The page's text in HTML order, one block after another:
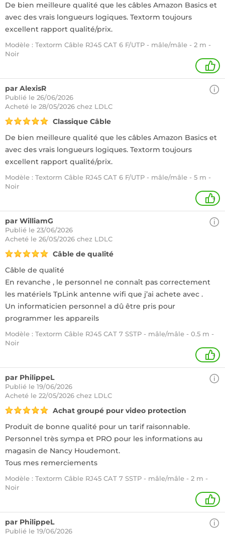
De bien meilleure qualité que les câbles Amazon Basics et
avec des vrais longueurs logiques. Textorm toujours
excellent rapport qualité/prix.
Modèle : Textorm Câble RJ45 CAT 6 F/UTP - mâle/mâle - 2 m -
Noir
1
par AlexisR
Publié le 26/06/2026
Acheté le 28/05/2026 chez LDLC
Classique Câble
De bien meilleure qualité que les câbles Amazon Basics et
avec des vrais longueurs logiques. Textorm toujours
excellent rapport qualité/prix.
Modèle : Textorm Câble RJ45 CAT 6 F/UTP - mâle/mâle - 5 m -
Noir
+
par WilliamG
Publié le 23/06/2026
Acheté le 26/05/2026 chez LDLC
Câble de qualité
Câble de qualité
En revanche , le personnel ne connaît pas correctement
les matériels TpLink antenne wifi que j’ai achete avec .
Un informaticien personnel a dû être pris pour
programmer les appareils
Modèle : Textorm Câble RJ45 CAT 7 SSTP - mâle/mâle - 0.5 m -
Noir
+
par PhilippeL
Publié le 19/06/2026
Acheté le 22/05/2026 chez LDLC
Achat groupé pour video protection
Produit de bonne qualité pour un tarif raisonnable.
Personnel très sympa et PRO pour les informations au
magasin de Nancy Houdemont.
Tous mes remerciements
Modèle : Textorm Câble RJ45 CAT 7 SSTP - mâle/mâle - 2 m -
Noir
1
par PhilippeL
Publié le 19/06/2026